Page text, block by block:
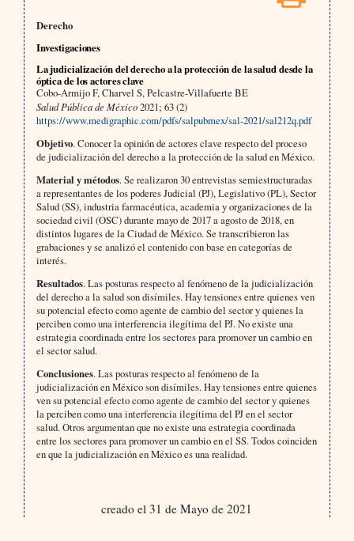
Derecho
Investigaciones
La judicialización del derecho a la protección de la salud desde la
óptica de los actores clave
Cobo-Armijo F, Charvel S, Pelcastre-Villafuerte BE
Salud Pública de México2021; 63 (2)
https://www.medigraphic.com/pdfs/salpubmex/sal-2021/sal212q.pdf
Objetivo. Conocer la opinión de actores clave respecto del proceso
de judicialización del derecho a la protección de la salud en México.
Material y métodos. Se realizaron 30 entrevistas semiestructuradas
a representantes de los poderes Judicial (PJ), Legislativo (PL), Sector
Salud (SS), industria farmacéutica, academia y organizaciones de la
sociedad civil (OSC) durante mayo de 2017 a agosto de 2018, en
distintos lugares de la Ciudad de México. Se transcribieron las
grabaciones y se analizó el contenido con base en categorías de
interés.
Resultados. Las posturas respecto al fenómeno de la judicialización
del derecho a la salud son disímiles. Hay tensiones entre quienes ven
su potencial efecto como agente de cambio del sector y quienes la
perciben como una interferencia ilegítima del PJ. No existe una
estrategia coordinada entre los sectores para promover un cambio en
el sector salud.
Conclusiones. Las posturas respecto al fenómeno de la
judicialización en México son disímiles. Hay tensiones entre quienes
ven su potencial efecto como agente de cambio del sector y quienes
la perciben como una interferencia ilegítima del PJ en el sector
salud. Otros argumentan que no existe una estrategia coordinada
entre los sectores para promover un cambio en el SS. Todos coinciden
en que la judicialización en México es una realidad.
creado el 31 de Mayo de 2021